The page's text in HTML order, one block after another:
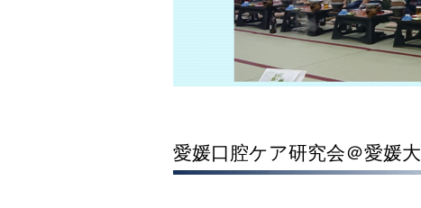
愛媛口腔ケア研究会＠愛媛